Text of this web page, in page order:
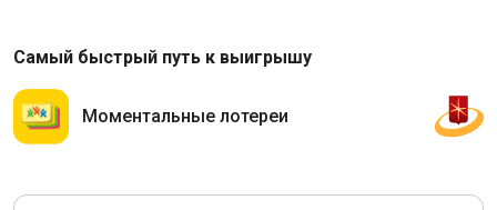
Самый быстрый путь к выигрышу
Моментальные лотереи